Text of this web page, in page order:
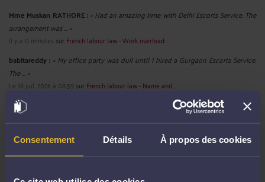
Consentement Détails À propos des cookies
Mme Muskan RATHORE :« Had an amazing time with Delhi Escorts Service. The
arrangement was ... »
Il y a 11 minutes sur French labour law - Work overload: ...
babitareddy : « My office party was dull until I hired a Gurgaon Escorts Service.
The ... »
Le 18 juil. 2026 à 08:59 sur French labour law - Name and ...
ruhi02 :
« Discover the charm of spending quality time with ... »
Le 10 juil. 2026 à 12:26
Mme Shalini SHALINIGUPTA : « We believe that everyone deserves to feel